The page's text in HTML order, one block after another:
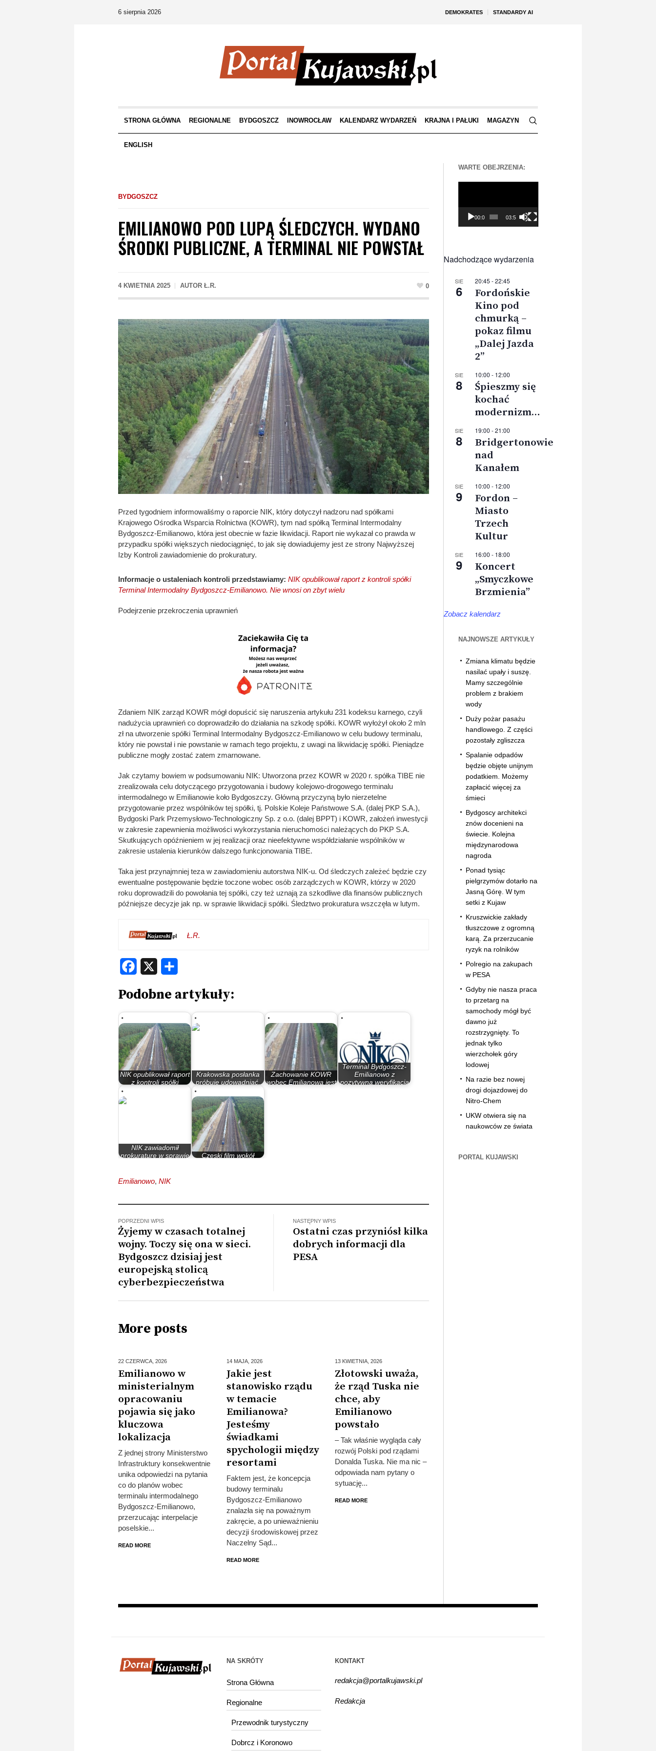
DEMOKRATES STANDARDY AI
6 sierpnia 2026
STRONA GŁÓWNA REGIONALNE BYDGOSZCZ INOWROCŁAW KALENDARZ WYDARZEŃ KRAJNA I PAŁUKI MAGAZYN
ENGLISH
BYDGOSZCZ
EMILIANOWO POD LUPĄ ŚLEDCZYCH. WYDANO
ŚRODKI PUBLICZNE, A TERMINAL NIE POWSTAŁ
4 KWIETNIA 2025 AUTOR Ł.R. 0
Przed tygodniem informowaliśmy o raporcie NIK, który dotyczył nadzoru nad spółkami
Krajowego Ośrodka Wsparcia Rolnictwa (KOWR), tym nad spółką Terminal Intermodalny
Bydgoszcz-Emilianowo, która jest obecnie w fazie likwidacji. Raport nie wykazał co prawda w
przypadku spółki większych niedociągnięć, to jak się dowiadujemy jest ze strony Najwyższej
Izby Kontroli zawiadomienie do prokuratury.
Informacje o ustaleniach kontroli przedstawiamy: NIK opublikował raport z kontroli spółki
Terminal Intermodalny Bydgoszcz-Emilianowo. Nie wnosi on zbyt wielu
Podejrzenie przekroczenia uprawnień
Zdaniem NIK zarząd KOWR mógł dopuścić się naruszenia artykułu 231 kodeksu karnego, czyli
nadużycia uprawnień co doprowadziło do działania na szkodę spółki. KOWR wyłożył około 2 mln
zł na utworzenie spółki Terminal Intermodalny Bydgoszcz-Emilianowo w celu budowy terminalu,
który nie powstał i nie powstanie w ramach tego projektu, z uwagi na likwidację spółki. Pieniądze
publiczne mogły zostać zatem zmarnowane.
Jak czytamy bowiem w podsumowaniu NIK: Utworzona przez KOWR w 2020 r. spółka TIBE nie
zrealizowała celu dotyczącego przygotowania i budowy kolejowo-drogowego terminalu
intermodalnego w Emilianowie koło Bydgoszczy. Główną przyczyną było nierzetelne
przygotowanie przez wspólników tej spółki, tj. Polskie Koleje Państwowe S.A. (dalej PKP S.A.),
Bydgoski Park Przemysłowo-Technologiczny Sp. z o.o. (dalej BPPT) i KOWR, założeń inwestycji
w zakresie zapewnienia możliwości wykorzystania nieruchomości należących do PKP S.A.
Skutkujących opóźnieniem w jej realizacji oraz nieefektywne współdziałanie wspólników w
zakresie ustalenia kierunków dalszego funkcjonowania TIBE.
Taka jest przynajmniej teza w zawiadomieniu autorstwa NIK-u. Od śledczych zależeć będzie czy
ewentualne postępowanie będzie toczone wobec osób zarządczych w KOWR, którzy w 2020
roku doprowadzili do powołania tej spółki, czy też uznają za szkodliwe dla finansów publicznych
późniejsze decyzje jak np. w sprawie likwidacji spółki. Śledztwo prokuratura wszczęła w lutym.
Ł.R.
Facebook
Podobne artykuły:
NIK opublikował raport
z kontroli spółki
Krakowska posłanka
próbuje udowadniać,
Zachowanie KOWR
wobec Emilianowa jest
Terminal Bydgoszcz-
Emilianowo z
pozytywną weryfikacją
NIK zawiadomił
prokuraturę w sprawie
Czeski film wokół
Emilianowo, NIK
POPRZEDNI WPIS
Żyjemy w czasach totalnej
wojny. Toczy się ona w sieci.
Bydgoszcz dzisiaj jest
europejską stolicą
cyberbezpieczeństwa
NASTĘPNY WPIS
Ostatni czas przyniósł kilka
dobrych informacji dla
PESA
More posts
22 CZERWCA, 2026
Emilianowo w
ministerialnym
opracowaniu
pojawia się jako
kluczowa
lokalizacja
Z jednej strony Ministerstwo
Infrastruktury konsekwentnie
unika odpowiedzi na pytania
co do planów wobec
terminalu intermodalnego
Bydgoszcz-Emilianowo,
przerzucając interpelacje
poselskie...
READ MORE
14 MAJA, 2026
Jakie jest
stanowisko rządu
w temacie
Emilianowa?
Jesteśmy
świadkami
spychologii między
resortami
Faktem jest, że koncepcja
budowy terminalu
Bydgoszcz-Emilianowo
znalazła się na poważnym
zakręcie, a po unieważnieniu
decyzji środowiskowej przez
Naczelny Sąd...
READ MORE
13 KWIETNIA, 2026
Złotowski uważa,
że rząd Tuska nie
chce, aby
Emilianowo
powstało
– Tak właśnie wygląda cały
rozwój Polski pod rządami
Donalda Tuska. Nie ma nic –
odpowiada nam pytany o
sytuację...
READ MORE
WARTE OBEJRZENIA:
00:00 03:56
Nadchodzące wydarzenia
SIE
6
20:45 -22:45
Fordońskie
Kino pod
chmurką –
pokaz filmu
„Dalej Jazda
2”
SIE
8
10:00 - 12:00
Śpieszmy się
kochać
modernizm…
SIE
8
19:00 -21:00
Bridgertonowie
nad
Kanałem
SIE
9
10:00 - 12:00
Fordon –
Miasto
Trzech
Kultur
SIE
9
16:00 - 18:00
Koncert
„Smyczkowe
Brzmienia”
Zobacz kalendarz
NAJNOWSZE ARTYKUŁY
Zmiana klimatu będzie
nasilać upały i suszę.
Mamy szczególnie
problem z brakiem
wody
Duży pożar pasażu
handlowego. Z części
pozostały zgliszcza
Spalanie odpadów
będzie objęte unijnym
podatkiem. Możemy
zapłacić więcej za
śmieci
Bydgoscy architekci
znów docenieni na
świecie. Kolejna
międzynarodowa
nagroda
Ponad tysiąc
pielgrzymów dotarło na
Jasną Górę. W tym
setki z Kujaw
Kruszwickie zakłady
tłuszczowe z ogromną
karą. Za przerzucanie
ryzyk na rolników
Polregio na zakupach
w PESA
Gdyby nie nasza praca
to przetarg na
samochody mógł być
dawno już
rozstrzygnięty. To
jednak tylko
wierzchołek góry
lodowej
Na razie bez nowej
drogi dojazdowej do
Nitro-Chem
UKW otwiera się na
naukowców ze świata
PORTAL KUJAWSKI
NA SKRÓTY
Strona Główna
Regionalne
Przewodnik turystyczny
Dobrcz i Koronowo
KONTAKT
redakcja@portalkujawski.pl
Redakcja